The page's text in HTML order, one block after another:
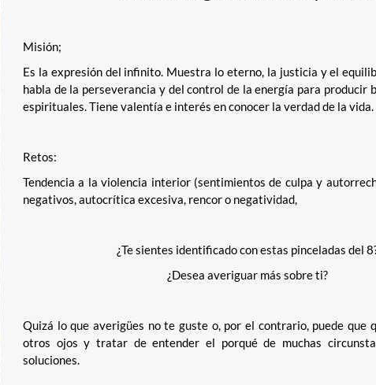
Misión;
Es la expresión del infinito. Muestra lo eterno, la justicia y el
habla de la perseverancia y del control de la energía para producir
espirituales. Tiene valentía e interés en conocer la verdad de la vida.
Retos:
Tendencia a la violencia interior (sentimientos de culpa y
negativos, autocrítica excesiva, rencor o negatividad,
¿Te sientes identificado con estas pinceladas del
¿Desea averiguar más sobre ti?
Quizá lo que averigües no te guste o, por el contrario, puede que
otros ojos y tratar de entender el porqué de muchas
soluciones.